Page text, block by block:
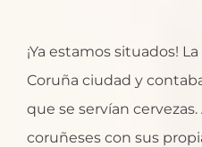
¡Ya estamos situados!
Coruña ciudad y
que se servían
coruñeses con sus